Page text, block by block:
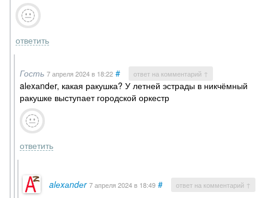
ответить
Гость 7 апреля 2024в 18:22 # ответ на комментарий ↑
alеxаndеr, какая ракушка? У летней эстрады в никчёмный
ракушке выступает городской оркестр
ответить
alеxаndеr 7 апреля 2024в 18:49 # ответ на комментарий ↑